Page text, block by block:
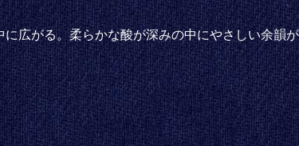
広がる。柔らかな酸が深みの中にやさしい余韻